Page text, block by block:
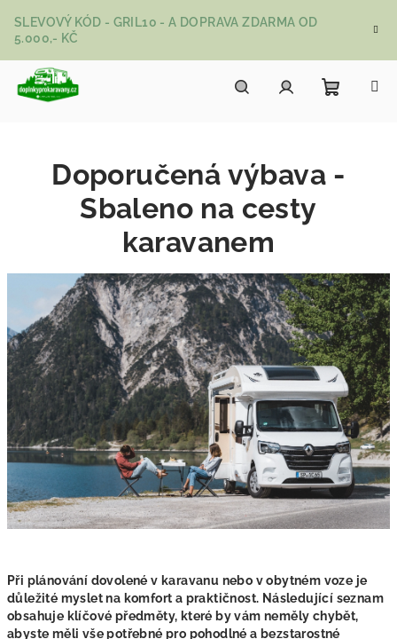
SLEVOVÝ KÓD - GRIL10 - A DOPRAVA ZDARMA OD
5.000,- KČ
Doporučená výbava -
Sbaleno na cesty
karavanem
Při plánování dovolené v karavanu nebo v obytném voze je
důležité myslet na komfort a praktičnost. Následující seznam
obsahuje klíčové předměty, které by vám neměly chybět,
abyste měli vše potřebné pro pohodlné a bezstarostné